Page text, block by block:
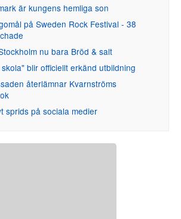
är kungens hemliga son
på Sweden Rock Festival - 38
nu bara Bröd & salt
blir officiellt erkänd utbildning
återlämnar Kvarnströms
sprids på sociala medier